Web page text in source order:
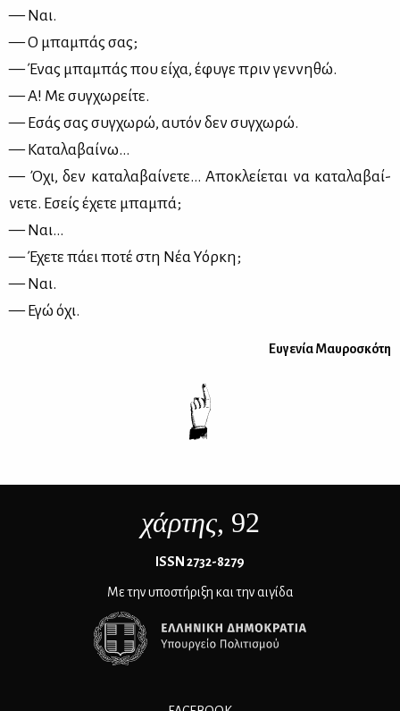
— Ναι.
— Ο μπα­μπάς σας;
— Ένας μπα­μπάς που εί­χα, έφυ­γε πριν γεν­νη­θώ.
— Α! Με συγ­χω­ρεί­τε.
— Εσάς σας συγ­χω­ρώ, αυ­τόν δεν συγ­χω­ρώ.
— Κα­τα­λα­βαί­νω…
— Όχι, δεν κα­τα­λα­βαί­νε­τε… Απο­κλεί­ε­ται να κα­τα­λα­βαί­
νε­τε. Εσείς έχε­τε μπα­μπά;
— Ναι…
— Έχε­τε πά­ει πο­τέ στη Νέα Υόρ­κη;
— Ναι.
— Εγώ όχι.
Ευ­γε­νία Μαυ­ρο­σκό­τη
χάρτης, 92
ΙSSN 2732-8279
Με την υποστήριξη και την αιγίδα